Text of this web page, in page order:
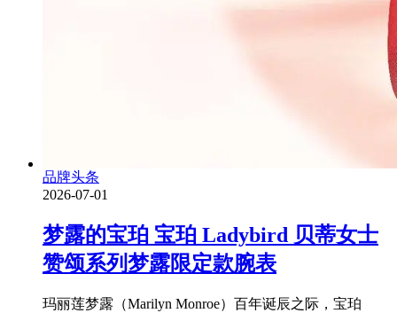
品牌头条
2026-07-01
梦露的宝珀 宝珀 Ladybird 贝蒂女士
赞颂系列梦露限定款腕表
玛丽莲梦露（Marilyn Monroe）百年诞辰之际，宝珀